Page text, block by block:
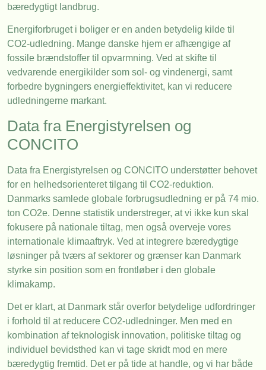
bæredygtigt landbrug.
Energiforbruget i boliger er en anden betydelig kilde til
CO2-udledning. Mange danske hjem er afhængige af
fossile brændstoffer til opvarmning. Ved at skifte til
vedvarende energikilder som sol- og vindenergi, samt
forbedre bygningers energieffektivitet, kan vi reducere
udledningerne markant.
Data fra Energistyrelsen og
CONCITO
Data fra Energistyrelsen og CONCITO understøtter behovet
for en helhedsorienteret tilgang til CO2-reduktion.
Danmarks samlede globale forbrugsudledning er på 74 mio.
ton CO2e. Denne statistik understreger, at vi ikke kun skal
fokusere på nationale tiltag, men også overveje vores
internationale klimaaftryk. Ved at integrere bæredygtige
løsninger på tværs af sektorer og grænser kan Danmark
styrke sin position som en frontløber i den globale
klimakamp.
Det er klart, at Danmark står overfor betydelige udfordringer
i forhold til at reducere CO2-udledninger. Men med en
kombination af teknologisk innovation, politiske tiltag og
individuel bevidsthed kan vi tage skridt mod en mere
bæredygtig fremtid. Det er på tide at handle, og vi har både